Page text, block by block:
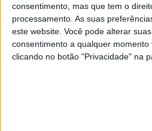
consentimento, mas que tem o
processamento. As suas
este website. Você pode alterar
consentimento a qualquer
clicando no botão "Privacidade" na
MAIS NA VISÃO